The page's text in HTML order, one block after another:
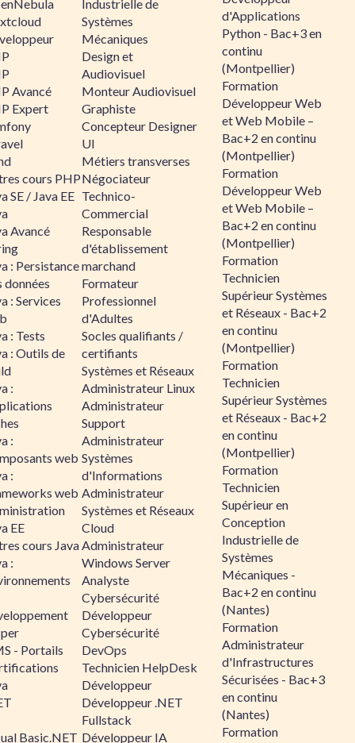
Avancé
Expert
cours PHP
SE / Java EE
Avancé
: Persistance
données
: Services
: Tests
: Outils de
:
:
web
:
web
EE
cours Java
:
- Portails
Basic.NET
Industrielle de
Systèmes
Mécaniques
Design et
Audiovisuel
Monteur Audiovisuel
Graphiste
Concepteur Designer
UI
Métiers transverses
Négociateur
Technico-
Commercial
Responsable
d'établissement
marchand
Formateur
Professionnel
d'Adultes
Socles qualifiants /
certifiants
Systèmes et Réseaux
Administrateur Linux
Administrateur
Support
Administrateur
Systèmes
d'Informations
Administrateur
Systèmes et Réseaux
Cloud
Administrateur
Windows Server
Analyste
Cybersécurité
Développeur
Cybersécurité
DevOps
Technicien HelpDesk
Développeur
Développeur .NET
Fullstack
Développeur IA
d'Applications
Python - Bac+3 en
continu
(Montpellier)
Formation
Développeur Web
et Web Mobile –
Bac+2 en continu
(Montpellier)
Formation
Développeur Web
et Web Mobile –
Bac+2 en continu
(Montpellier)
Formation
Technicien
Supérieur Systèmes
et Réseaux - Bac+2
en continu
(Montpellier)
Formation
Technicien
Supérieur Systèmes
et Réseaux - Bac+2
en continu
(Montpellier)
Formation
Technicien
Supérieur en
Conception
Industrielle de
Systèmes
Mécaniques -
Bac+2 en continu
(Nantes)
Formation
Administrateur
d'Infrastructures
Sécurisées - Bac+3
en continu
(Nantes)
Formation